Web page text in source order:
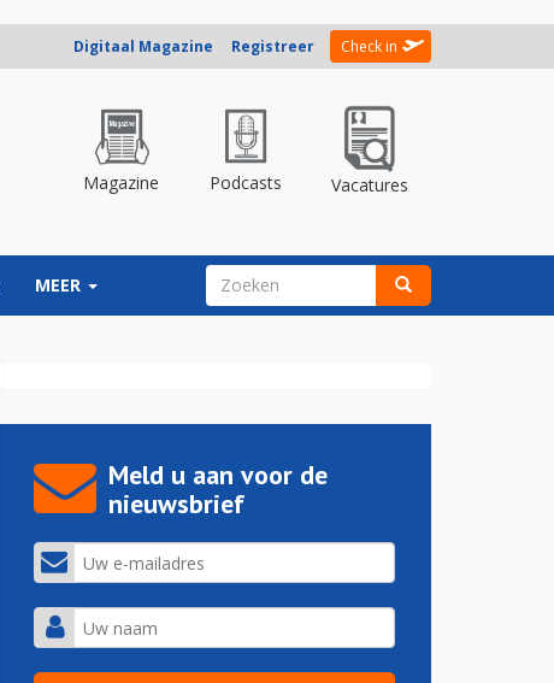
Digitaal Magazine Registreer Check in
Magazine Podcasts Vacatures
MEER ZOEKVELD
Meld u aan voor de
nieuwsbrief